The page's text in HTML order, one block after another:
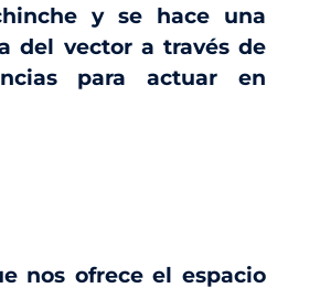
y se hace una
del vector a través de
para actuar en
nos ofrece el espacio